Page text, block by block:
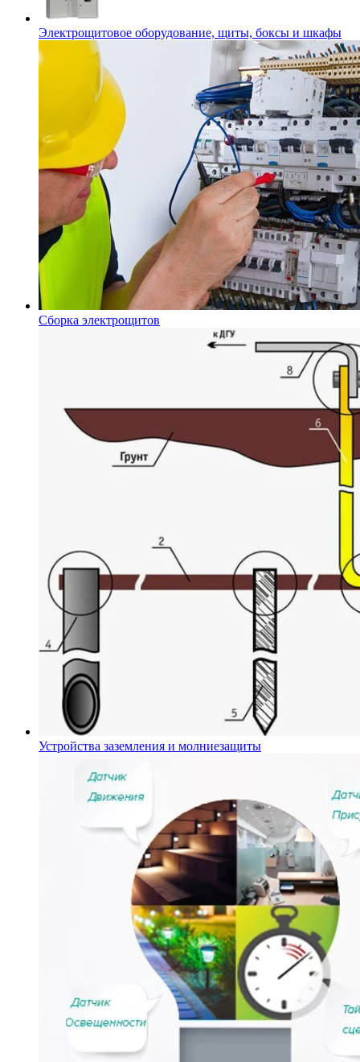
Электрощитовое оборудование, щиты, боксы и шкафы
Сборка электрощитов
Устройства заземления и молниезащиты